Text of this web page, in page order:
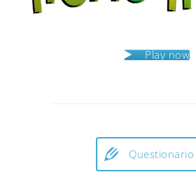
Play now
Questionario